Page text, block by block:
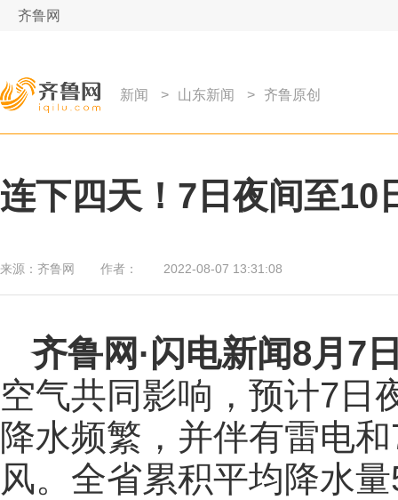
齐鲁网
新闻 > 山东新闻 > 齐鲁原创
连下四天！7日夜间至10
来源： 齐鲁网 作者： 2022-08-07 13:31:08
齐鲁网 ·闪电新闻8月7
空气共同影响，预计7日
降水频繁，并伴有雷电
风。全省累积平均降水